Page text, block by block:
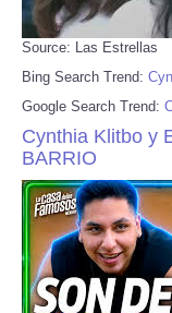
Source: Las Estrellas
Bing Search Trend:
Google Search Trend:
Cynthia Klitbo y
BARRIO